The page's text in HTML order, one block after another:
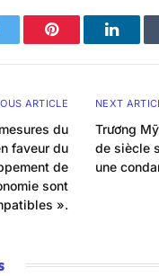
Pinterest
ARTICLE
du
faveur du
de
sont
».
NEXT
Trương
de siècle
une